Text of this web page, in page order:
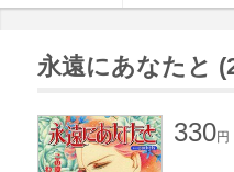
永遠にあなたと
330円